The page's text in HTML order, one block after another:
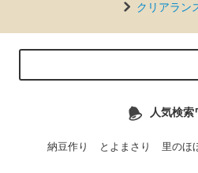
クリアラン
人気検索
納豆作り とよまさり 里のほ